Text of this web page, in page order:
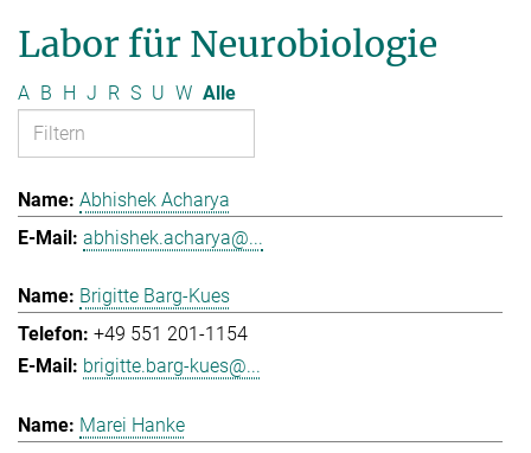
Labor für Neurobiologie
A B H J R S U W Alle
Abhishek Acharya
abhishek.acharya@...
Brigitte Barg-Kues
+49 551 201-1154
brigitte.barg-kues@...
Marei Hanke